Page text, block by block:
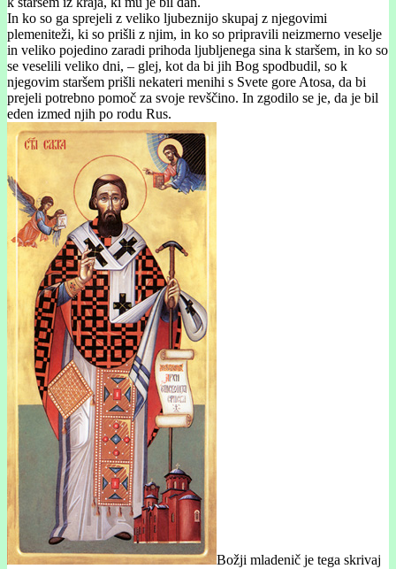
In ko so ga sprejeli z veliko ljubeznijo skupaj z njegovimi
plemeniteži, ki so prišli z njim, in ko so pripravili neizmerno veselje
in veliko pojedino zaradi prihoda ljubljenega sina k staršem, in ko so
se veselili veliko dni, – glej, kot da bi jih Bog spodbudil, so k
njegovim staršem prišli nekateri menihi s Svete gore Atosa, da bi
prejeli potrebno pomoč za svoje revščino. In zgodilo se je, da je bil
eden izmed njih po rodu Rus.
Božji mladenič je tega skrivaj